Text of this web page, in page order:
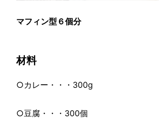
マフィン型６個分
材料
○カレー・・・300g
○豆腐・・・300個